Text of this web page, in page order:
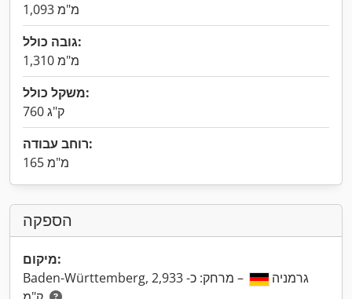
1,093 מ"מ
גובה כולל:
1,310 מ"מ
משקל כולל:
760 ק"ג
רוחב עבודה:
165 מ"מ
הספקה
מיקום:
Baden-Württemberg, גרמניה
– מרחק: כ- 2,933